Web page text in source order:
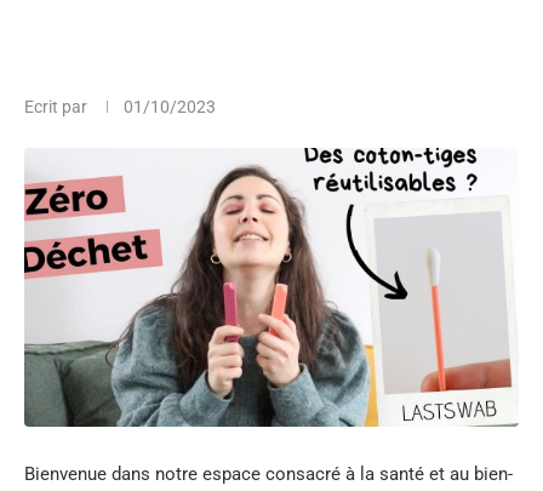
Ecrit par 01/10/2023
Bienvenue dans notre espace consacré à la santé et au bien-